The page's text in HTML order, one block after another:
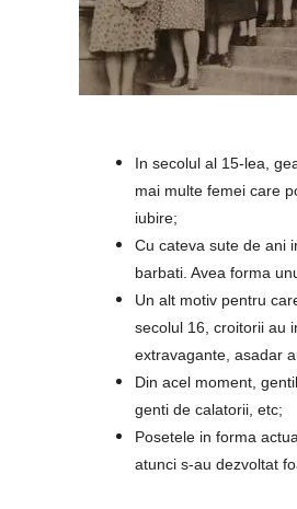
In secolul al 15-lea,
mai multe femei care
iubire;
Cu cateva sute de ani
barbati. Avea forma
Un alt motiv pentru
secolul 16, croitorii au
extravagante, asadar
Din acel moment,
genti de calatorii, etc;
Posetele in forma
atunci s-au dezvoltat